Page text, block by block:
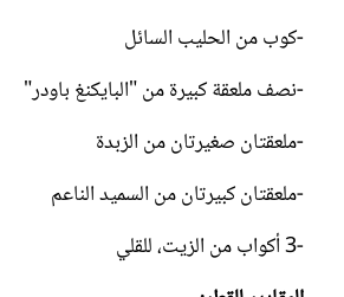
-كوب من الحليب السائل
-نصف ملعقة كبيرة من "البايكنغ باودر"
-ملعقتان صغيرتان من الزبدة
-ملعقتان كبيرتان من السميد الناعم
-3 أكواب من الزيت، للقلي